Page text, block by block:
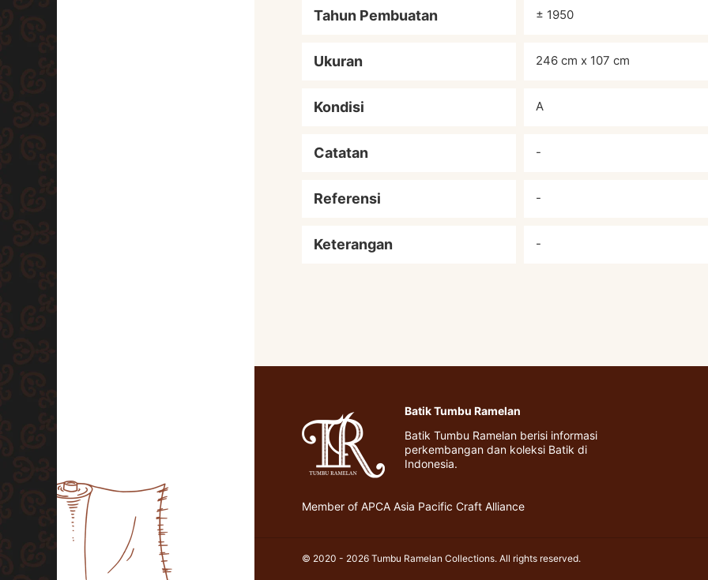
Tahun Pembuatan ± 1950
Ukuran 246 cm x 107 cm
Kondisi A
Catatan -
Referensi -
Keterangan -
Batik Tumbu Ramelan
Batik Tumbu Ramelan berisi informasi
perkembangan dan koleksi Batik di
Indonesia.
Member of APCA Asia Pacific Craft Alliance
© 2020 - 2026 Tumbu Ramelan Collections. All rights reserved.